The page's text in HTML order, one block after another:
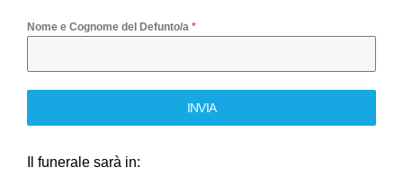
Nome e Cognome del Defunto/a *
INVIA
Il funerale sarà in: